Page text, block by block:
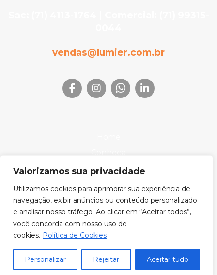
Valorizamos sua privacidade
Utilizamos cookies para aprimorar sua experiência de
navegação, exibir anúncios ou conteúdo personalizado
e analisar nosso tráfego. Ao clicar em “Aceitar todos”,
você concorda com nosso uso de
cookies. Política de Cookies
Personalizar Rejeitar Aceitar tudo
vendas@lumier.com.br
Produtos
Downloads
Blog
Lumier © 2026. Todos os direitos reservados.
CNPJ: 10.317.038/0001-46